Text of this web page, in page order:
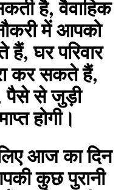
है, वैवाहिक
में आपको
घर परिवार
कर सकते हैं,
पैसे से जुड़ी
होगी।
आज का दिन
कुछ पुरानी